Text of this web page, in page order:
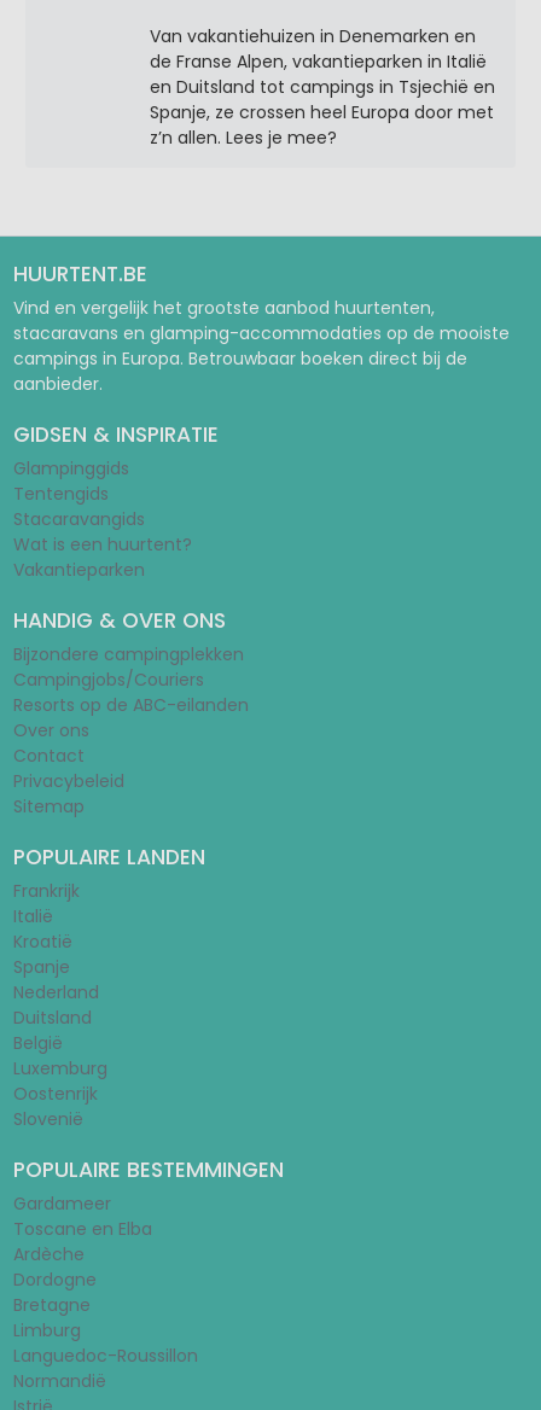
Van vakantiehuizen in Denemarken en
de Franse Alpen, vakantieparken in Italië
en Duitsland tot campings in Tsjechië en
Spanje, ze crossen heel Europa door met
z’n allen. Lees je mee?
HUURTENT.BE
Vind en vergelijk het grootste aanbod huurtenten,
stacaravans en glamping-accommodaties op de mooiste
campings in Europa. Betrouwbaar boeken direct bij de
aanbieder.
GIDSEN & INSPIRATIE
Glampinggids
Tentengids
Stacaravangids
Wat is een huurtent?
Vakantieparken
HANDIG & OVER ONS
Bijzondere campingplekken
Campingjobs/Couriers
Resorts op de ABC-eilanden
Over ons
Contact
Privacybeleid
Sitemap
POPULAIRE LANDEN
Frankrijk
Italië
Kroatië
Spanje
Nederland
Duitsland
België
Luxemburg
Oostenrijk
Slovenië
POPULAIRE BESTEMMINGEN
Gardameer
Toscane en Elba
Ardèche
Dordogne
Bretagne
Limburg
Languedoc-Roussillon
Normandië